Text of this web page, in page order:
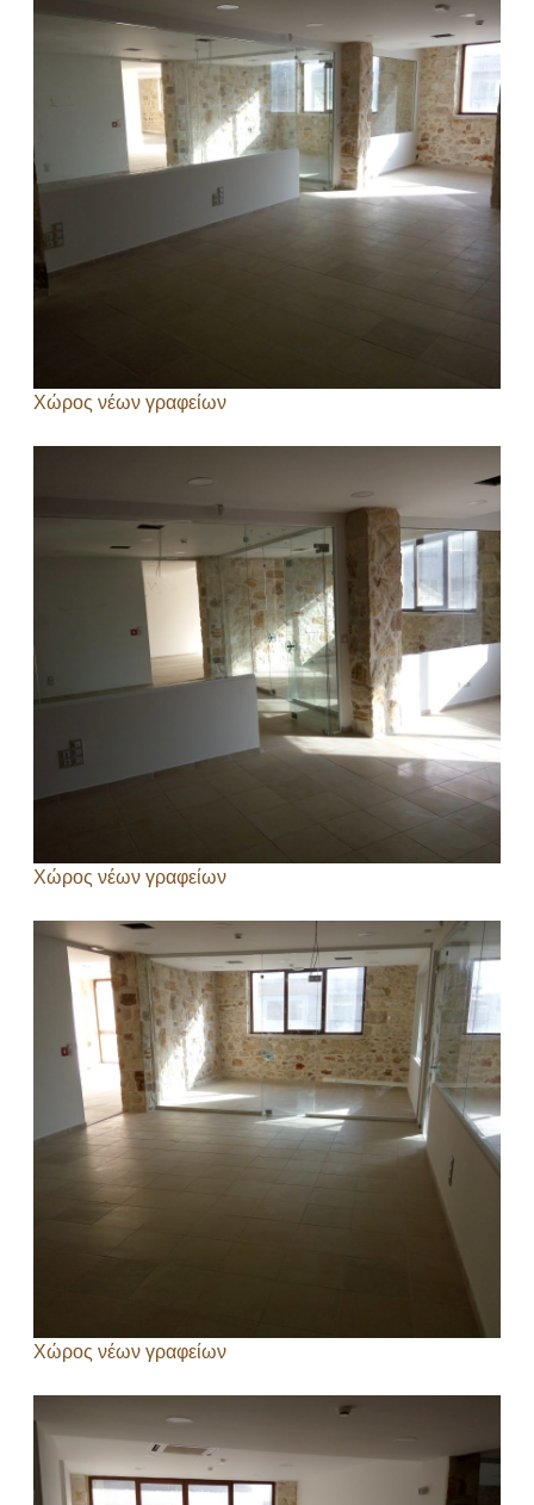
Χώρος νέων γραφείων
Χώρος νέων γραφείων
Χώρος νέων γραφείων